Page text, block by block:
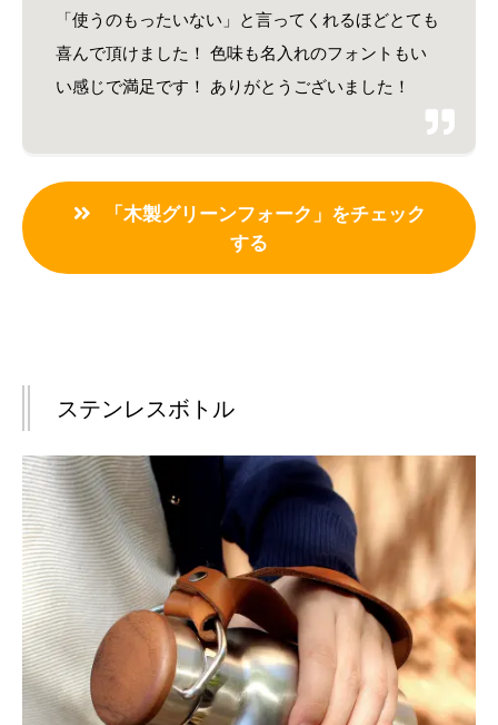
「使うのもったいない」と言ってくれるほどとても
喜んで頂けました！ 色味も名入れのフォントもい
い感じで満足です！ ありがとうございました！
「木製グリーンフォーク」をチェック
する
ステンレスボトル